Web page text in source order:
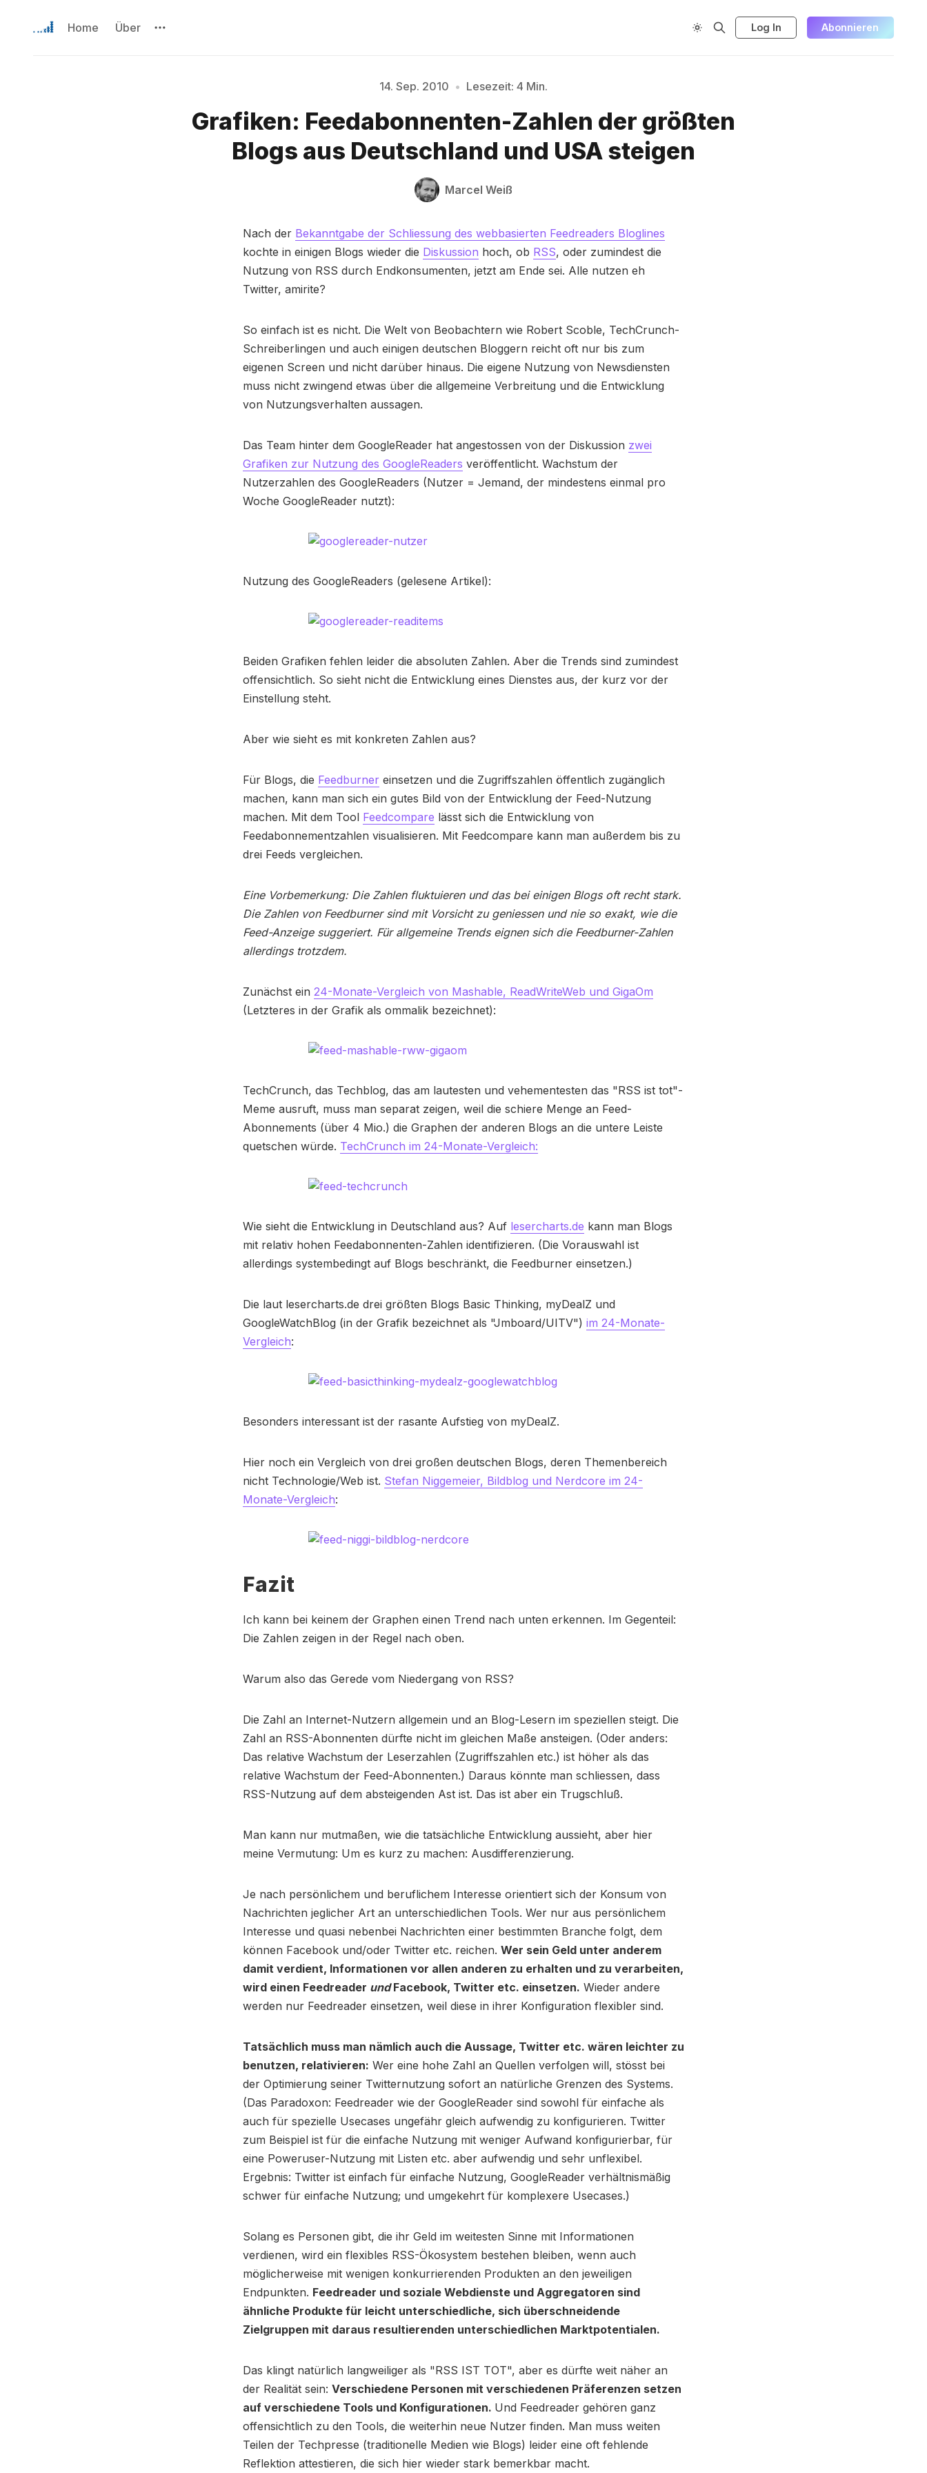
Home Über Log In Abonnieren
14. Sep. 2010 • Lesezeit: 4 Min.
Grafiken: Feedabonnenten-Zahlen der größten
Blogs aus Deutschland und USA steigen
Marcel Weiß
Nach der Bekanntgabe der Schliessung des webbasierten Feedreaders Bloglines
kochte in einigen Blogs wieder die Diskussion hoch, ob RSS, oder zumindest die
Nutzung von RSS durch Endkonsumenten, jetzt am Ende sei. Alle nutzen eh
Twitter, amirite?
So einfach ist es nicht. Die Welt von Beobachtern wie Robert Scoble, TechCrunch-
Schreiberlingen und auch einigen deutschen Bloggern reicht oft nur bis zum
eigenen Screen und nicht darüber hinaus. Die eigene Nutzung von Newsdiensten
muss nicht zwingend etwas über die allgemeine Verbreitung und die Entwicklung
von Nutzungsverhalten aussagen.
Das Team hinter dem GoogleReader hat angestossen von der Diskussion zwei
Grafiken zur Nutzung des GoogleReaders veröffentlicht. Wachstum der
Nutzerzahlen des GoogleReaders (Nutzer = Jemand, der mindestens einmal pro
Woche GoogleReader nutzt):
Nutzung des GoogleReaders (gelesene Artikel):
Beiden Grafiken fehlen leider die absoluten Zahlen. Aber die Trends sind zumindest
offensichtlich. So sieht nicht die Entwicklung eines Dienstes aus, der kurz vor der
Einstellung steht.
Aber wie sieht es mit konkreten Zahlen aus?
Für Blogs, die Feedburner einsetzen und die Zugriffszahlen öffentlich zugänglich
machen, kann man sich ein gutes Bild von der Entwicklung der Feed-Nutzung
machen. Mit dem Tool Feedcompare lässt sich die Entwicklung von
Feedabonnementzahlen visualisieren. Mit Feedcompare kann man außerdem bis zu
drei Feeds vergleichen.
Eine Vorbemerkung: Die Zahlen fluktuieren und das bei einigen Blogs oft recht stark.
Die Zahlen von Feedburner sind mit Vorsicht zu geniessen und nie so exakt, wie die
Feed-Anzeige suggeriert. Für allgemeine Trends eignen sich die Feedburner-Zahlen
allerdings trotzdem.
Zunächst ein 24-Monate-Vergleich von Mashable, ReadWriteWeb und GigaOm
(Letzteres in der Grafik als ommalik bezeichnet):
TechCrunch, das Techblog, das am lautesten und vehementesten das "RSS ist tot"-
Meme ausruft, muss man separat zeigen, weil die schiere Menge an Feed-
Abonnements (über 4 Mio.) die Graphen der anderen Blogs an die untere Leiste
quetschen würde. TechCrunch im 24-Monate-Vergleich:
Wie sieht die Entwicklung in Deutschland aus? Auf lesercharts.de kann man Blogs
mit relativ hohen Feedabonnenten-Zahlen identifizieren. (Die Vorauswahl ist
allerdings systembedingt auf Blogs beschränkt, die Feedburner einsetzen.)
Die laut lesercharts.de drei größten Blogs Basic Thinking, myDealZ und
GoogleWatchBlog (in der Grafik bezeichnet als "Jmboard/UITV") im 24-Monate-
Vergleich:
Besonders interessant ist der rasante Aufstieg von myDealZ.
Hier noch ein Vergleich von drei großen deutschen Blogs, deren Themenbereich
nicht Technologie/Web ist. Stefan Niggemeier, Bildblog und Nerdcore im 24-
Monate-Vergleich:
Fazit
Ich kann bei keinem der Graphen einen Trend nach unten erkennen. Im Gegenteil:
Die Zahlen zeigen in der Regel nach oben.
Warum also das Gerede vom Niedergang von RSS?
Die Zahl an Internet-Nutzern allgemein und an Blog-Lesern im speziellen steigt. Die
Zahl an RSS-Abonnenten dürfte nicht im gleichen Maße ansteigen. (Oder anders:
Das relative Wachstum der Leserzahlen (Zugriffszahlen etc.) ist höher als das
relative Wachstum der Feed-Abonnenten.) Daraus könnte man schliessen, dass
RSS-Nutzung auf dem absteigenden Ast ist. Das ist aber ein Trugschluß.
Man kann nur mutmaßen, wie die tatsächliche Entwicklung aussieht, aber hier
meine Vermutung: Um es kurz zu machen: Ausdifferenzierung.
Je nach persönlichem und beruflichem Interesse orientiert sich der Konsum von
Nachrichten jeglicher Art an unterschiedlichen Tools. Wer nur aus persönlichem
Interesse und quasi nebenbei Nachrichten einer bestimmten Branche folgt, dem
können Facebook und/oder Twitter etc. reichen. Wer sein Geld unter anderem
damit verdient, Informationen vor allen anderen zu erhalten und zu verarbeiten,
wird einen Feedreader undFacebook, Twitter etc. einsetzen. Wieder andere
werden nur Feedreader einsetzen, weil diese in ihrer Konfiguration flexibler sind.
Tatsächlich muss man nämlich auch die Aussage, Twitter etc. wären leichter zu
benutzen, relativieren: Wer eine hohe Zahl an Quellen verfolgen will, stösst bei
der Optimierung seiner Twitternutzung sofort an natürliche Grenzen des Systems.
(Das Paradoxon: Feedreader wie der GoogleReader sind sowohl für einfache als
auch für spezielle Usecases ungefähr gleich aufwendig zu konfigurieren. Twitter
zum Beispiel ist für die einfache Nutzung mit weniger Aufwand konfigurierbar, für
eine Poweruser-Nutzung mit Listen etc. aber aufwendig und sehr unflexibel.
Ergebnis: Twitter ist einfach für einfache Nutzung, GoogleReader verhältnismäßig
schwer für einfache Nutzung; und umgekehrt für komplexere Usecases.)
Solang es Personen gibt, die ihr Geld im weitesten Sinne mit Informationen
verdienen, wird ein flexibles RSS-Ökosystem bestehen bleiben, wenn auch
möglicherweise mit wenigen konkurrierenden Produkten an den jeweiligen
Endpunkten. Feedreader und soziale Webdienste und Aggregatoren sind
ähnliche Produkte für leicht unterschiedliche, sich überschneidende
Zielgruppen mit daraus resultierenden unterschiedlichen Marktpotentialen.
Das klingt natürlich langweiliger als "RSS IST TOT", aber es dürfte weit näher an
der Realität sein: Verschiedene Personen mit verschiedenen Präferenzen setzen
auf verschiedene Tools und Konfigurationen. Und Feedreader gehören ganz
offensichtlich zu den Tools, die weiterhin neue Nutzer finden. Man muss weiten
Teilen der Techpresse (traditionelle Medien wie Blogs) leider eine oft fehlende
Reflektion attestieren, die sich hier wieder stark bemerkbar macht.